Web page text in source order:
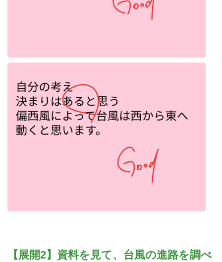
【展開2】資料を見て、台風の進路を調べ